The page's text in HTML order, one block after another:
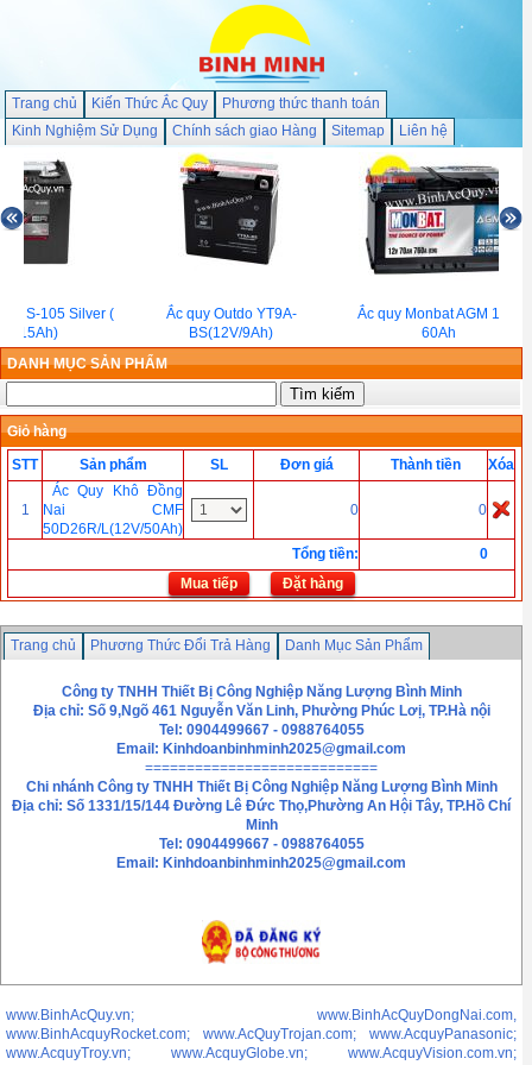
Trang chủ Kiến Thức Ắc Quy
Phương thức thanh toán
Kinh Nghiệm Sử Dụng
Chính sách giao Hàng Sitemap Liên hệ
S-105 Silver (
215Ah)
Ắc quy Outdo YT9A-
BS(12V/9Ah)
Ắc quy Monbat AGM 12V-
60Ah
DANH MỤC SẢN PHẨM
Giỏ hàng
STT
Sản phẩm SL Đơn giá Thành tiền Xóa
1
Ác Quy Khô Đồng
Nai CMF
50D26R/L(12V/50Ah)
0 0
Tổng tiền:
0
Mua tiếp
Đặt hàng
Trang chủ Phương Thức Đổi Trả Hàng
Danh Mục Sản Phẩm
Công ty TNHH Thiết Bị Công Nghiệp Năng Lượng Bình Minh
Địa chỉ: Số 9,Ngõ 461 Nguyễn Văn Linh, Phường Phúc Lơị, TP.Hà nội
Tel: 0904499667 - 0988764055
Email: Kinhdoanbinhminh2025@gmail.com
============================
Chi nhánh Công ty TNHH Thiết Bị Công Nghiệp Năng Lượng Bình Minh
Địa chỉ: Số 1331/15/144 Đường Lê Đức Thọ,Phường An Hội Tây, TP.Hồ Chí
Minh
Tel: 0904499667 - 0988764055
Email: Kinhdoanbinhminh2025@gmail.com
www.BinhAcQuy.vn; www.BinhAcQuyDongNai.com,
www.BinhAcquyRocket.com; www.AcQuyTrojan.com; www.AcquyPanasonic;
www.AcquyTroy.vn; www.AcquyGlobe.vn; www.AcquyVision.com.vn;